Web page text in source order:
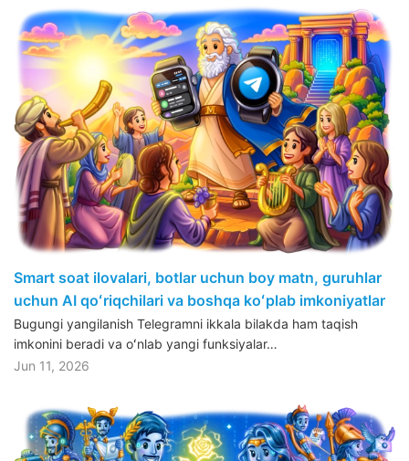
Smart soat ilovalari, botlar uchun boy matn, guruhlar
uchun AI qoʻriqchilari va boshqa koʻplab imkoniyatlar
Bugungi yangilanish Telegramni ikkala bilakda ham taqish
imkonini beradi va oʻnlab yangi funksiyalar…
Jun 11, 2026